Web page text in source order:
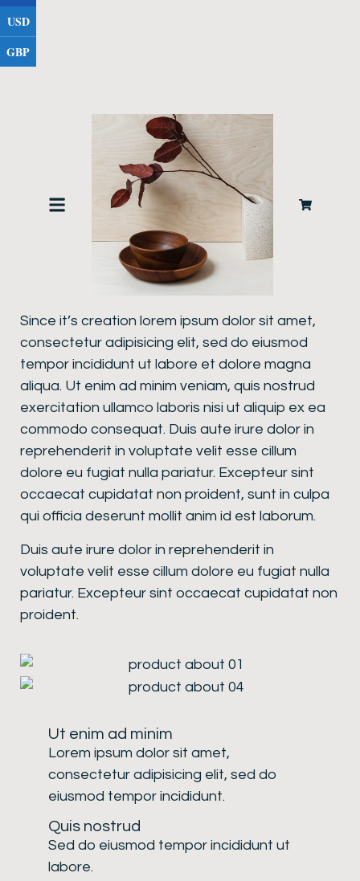
Since it’s creation lorem ipsum dolor sit amet,
consectetur adipisicing elit, sed do eiusmod
tempor incididunt ut labore et dolore magna
aliqua. Ut enim ad minim veniam, quis nostrud
exercitation ullamco laboris nisi ut aliquip ex ea
commodo consequat. Duis aute irure dolor in
reprehenderit in voluptate velit esse cillum
dolore eu fugiat nulla pariatur. Excepteur sint
occaecat cupidatat non proident, sunt in culpa
qui officia deserunt mollit anim id est laborum.
Duis aute irure dolor in reprehenderit in
voluptate velit esse cillum dolore eu fugiat nulla
pariatur. Excepteur sint occaecat cupidatat non
proident.
Ut enim ad minim
Lorem ipsum dolor sit amet,
consectetur adipisicing elit, sed do
eiusmod tempor incididunt.
Quis nostrud
Sed do eiusmod tempor incididunt ut
labore.
USD
GBP